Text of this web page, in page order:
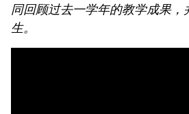
同回顾过去一学年的教学成果
生。